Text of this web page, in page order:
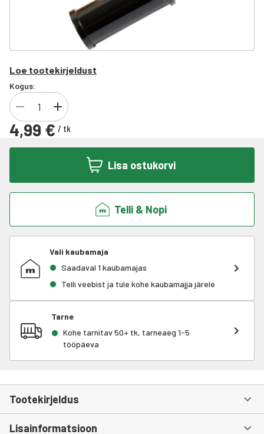
Loe tootekirjeldust
Kogus:
4,99 € / tk
Lisa ostukorvi
Telli & Nopi
Vali kaubamaja
Saadaval 1 kaubamajas
Telli veebist ja tule kohe kaubamajja järele
Tarne
Kohe tarnitav 50+ tk, tarneaeg 1-5
tööpäeva
Tootekirjeldus
Lisainformatsioon